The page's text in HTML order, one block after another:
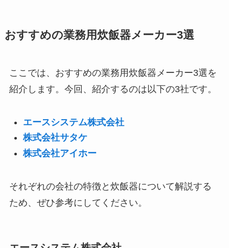
おすすめの業務用炊飯器メーカー3選
ここでは、おすすめの業務用炊飯器メーカー3選を
紹介します。今回、紹介するのは以下の3社です。
エースシステム株式会社
株式会社サタケ
株式会社アイホー
それぞれの会社の特徴と炊飯器について解説する
ため、ぜひ参考にしてください。